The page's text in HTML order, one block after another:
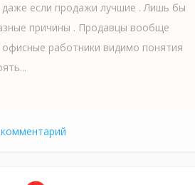
даже если продажи лучшие . Лишь бы
причины . Продавцы вообще
работники видимо понятия